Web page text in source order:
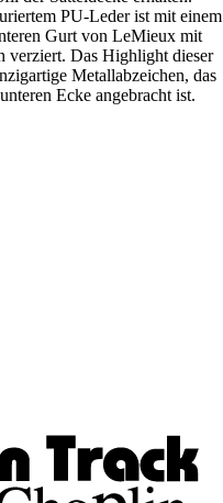
PU-Leder ist mit einem
Gurt von LeMieux mit
verziert. Das Highlight dieser
Metallabzeichen, das
Ecke angebracht ist.